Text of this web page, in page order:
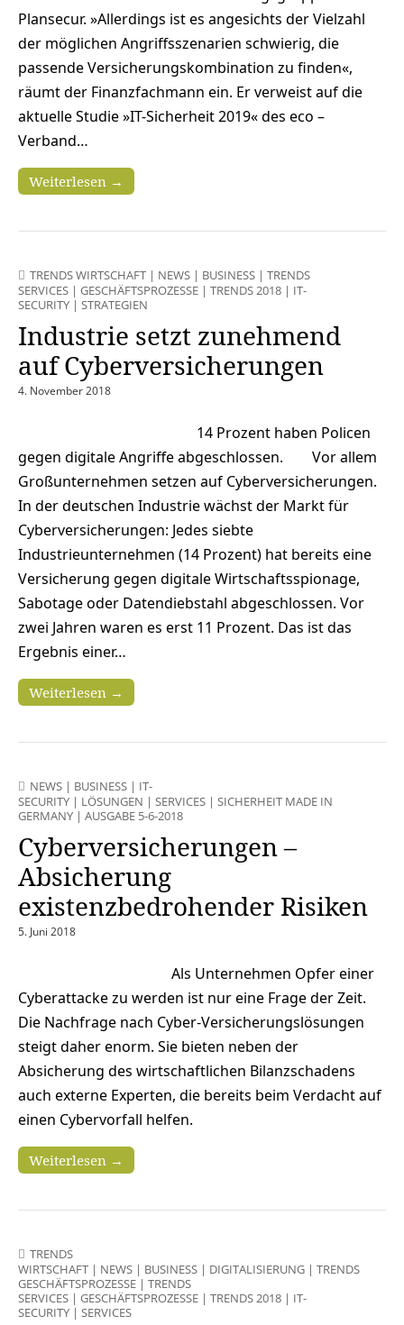
Plansecur. »Allerdings ist es angesichts der Vielzahl
der möglichen Angriffsszenarien schwierig, die
passende Versicherungskombination zu finden«,
räumt der Finanzfachmann ein. Er verweist auf die
aktuelle Studie »IT-Sicherheit 2019« des eco –
Verband…
Weiterlesen →
TRENDS WIRTSCHAFT | NEWS | BUSINESS | TRENDS
SERVICES | GESCHÄFTSPROZESSE | TRENDS 2018 | IT-
SECURITY | STRATEGIEN
Industrie setzt zunehmend
auf Cyberversicherungen
4. November 2018
14 Prozent haben Policen
gegen digitale Angriffe abgeschlossen. Vor allem
Großunternehmen setzen auf Cyberversicherungen.
In der deutschen Industrie wächst der Markt für
Cyberversicherungen: Jedes siebte
Industrieunternehmen (14 Prozent) hat bereits eine
Versicherung gegen digitale Wirtschaftsspionage,
Sabotage oder Datendiebstahl abgeschlossen. Vor
zwei Jahren waren es erst 11 Prozent. Das ist das
Ergebnis einer…
Weiterlesen →
NEWS | BUSINESS | IT-
SECURITY | LÖSUNGEN | SERVICES | SICHERHEIT MADE IN
GERMANY | AUSGABE 5-6-2018
Cyberversicherungen –
Absicherung
existenzbedrohender Risiken
5. Juni 2018
Als Unternehmen Opfer einer
Cyberattacke zu werden ist nur eine Frage der Zeit.
Die Nachfrage nach Cyber-Versicherungslösungen
steigt daher enorm. Sie bieten neben der
Absicherung des wirtschaftlichen Bilanzschadens
auch externe Experten, die bereits beim Verdacht auf
einen Cybervorfall helfen.
Weiterlesen →
TRENDS
WIRTSCHAFT | NEWS | BUSINESS | DIGITALISIERUNG | TRENDS
GESCHÄFTSPROZESSE | TRENDS
SERVICES | GESCHÄFTSPROZESSE | TRENDS 2018 | IT-
SECURITY | SERVICES